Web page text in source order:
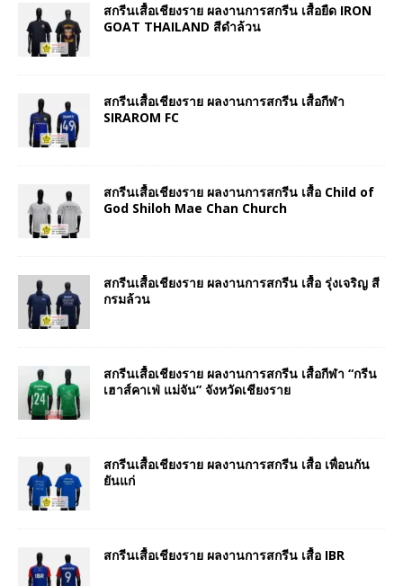
สกรีนเสื้อเชียงราย ผลงานการสกรีน เสื้อยืด IRON
GOAT THAILAND สีดำล้วน
สกรีนเสื้อเชียงราย ผลงานการสกรีน เสื้อกีฬา
SIRAROM FC
สกรีนเสื้อเชียงราย ผลงานการสกรีน เสื้อ Child of
God Shiloh Mae Chan Church
สกรีนเสื้อเชียงราย ผลงานการสกรีน เสื้อ รุ่งเจริญ สี
กรมล้วน
สกรีนเสื้อเชียงราย ผลงานการสกรีน เสื้อกีฬา “กรีน
เฮาส์คาเฟ่ แม่จัน” จังหวัดเชียงราย
สกรีนเสื้อเชียงราย ผลงานการสกรีน เสื้อ เพื่อนกัน
ยันแก่
สกรีนเสื้อเชียงราย ผลงานการสกรีน เสื้อ IBR